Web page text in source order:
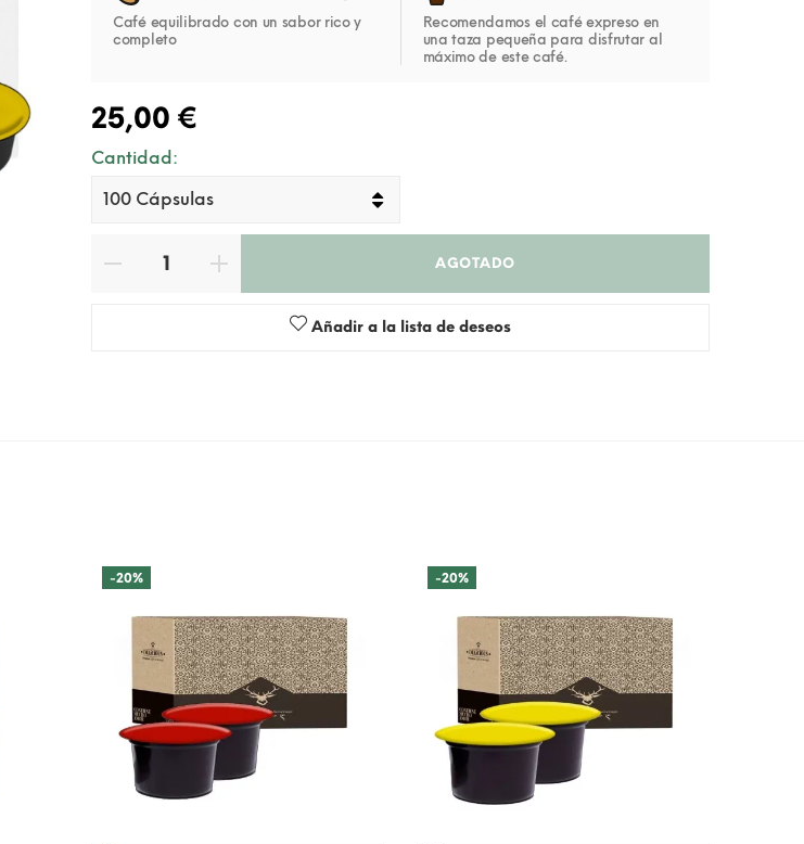
Café equilibrado con un sabor rico y
completo
Recomendamos el café expreso en
una taza pequeña para disfrutar al
máximo de este café.
25,00 €
Cantidad:
AGOTADO
Añadir a la lista de deseos
-20% -20%